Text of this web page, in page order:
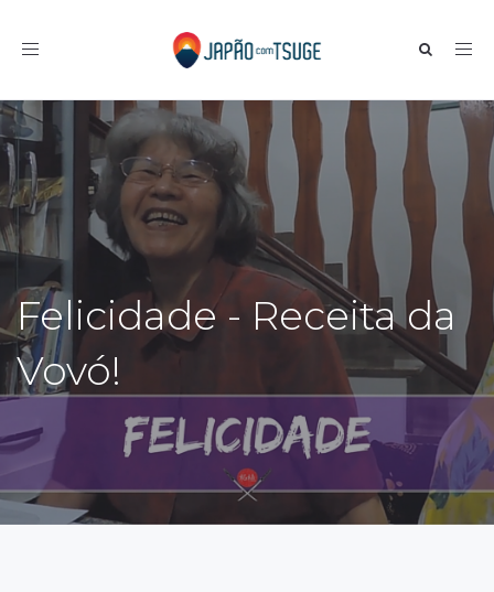
Toggle navigation
Felicidade - Receita da
Vovó!